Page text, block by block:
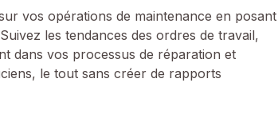
vos opérations de maintenance en posant
les tendances des ordres de travail,
dans vos processus de réparation et
le tout sans créer de rapports